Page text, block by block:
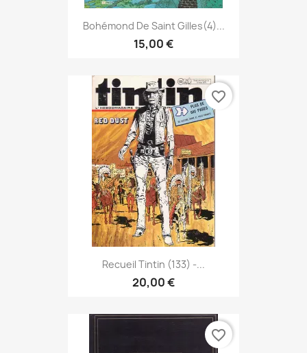
Bohémond De Saint Gilles(4)...
15,00 €
Recueil Tintin (133) -...
20,00 €
favorite_border
favorite_border